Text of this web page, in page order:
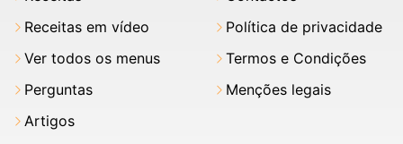
Receitas em vídeo
Ver todos os menus
Perguntas
Artigos
Política de privacidade
Termos e Condições
Menções legais